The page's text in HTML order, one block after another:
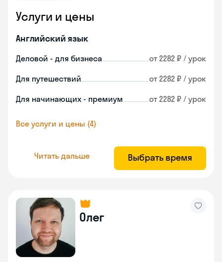
Услуги и цены
Английский язык
Деловой - для бизнеса от 2282 ₽ / урок
Для путешествий от 2282 ₽ / урок
Для начинающих - премиум от 2282 ₽ / урок
Все услуги и цены (4)
Читать дальше Выбрать время
Олег